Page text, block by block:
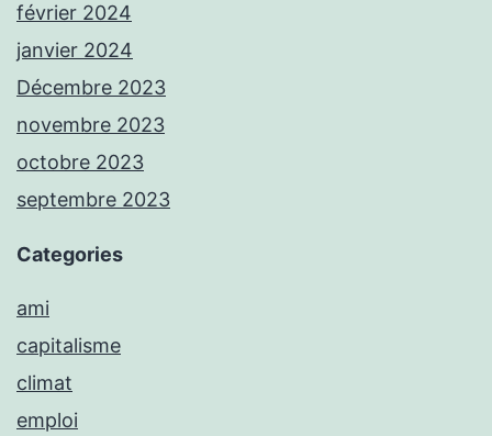
février 2024
janvier 2024
Décembre 2023
novembre 2023
octobre 2023
septembre 2023
Categories
ami
capitalisme
climat
emploi